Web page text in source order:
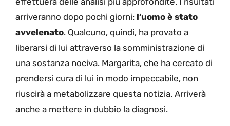
arriveranno dopo pochi giorni: l’uomo è stato
avvelenato. Qualcuno, quindi, ha provato a
liberarsi di lui attraverso la somministrazione di
una sostanza nociva. Margarita, che ha cercato di
prendersi cura di lui in modo impeccabile, non
riuscirà a metabolizzare questa notizia. Arriverà
anche a mettere in dubbio la diagnosi.